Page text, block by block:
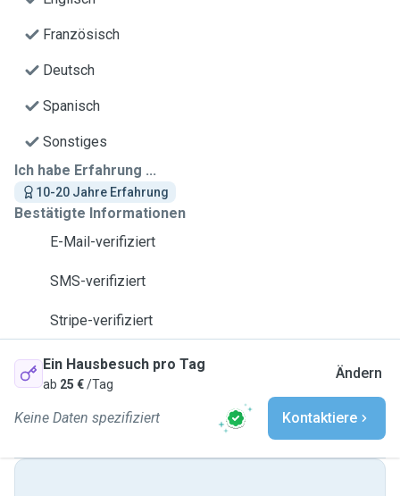
Französisch
Deutsch
Spanisch
Sonstiges
Ich habe Erfahrung ...
10-20 Jahre Erfahrung
Bestätigte Informationen
E-Mail-verifiziert
SMS-verifiziert
Stripe-verifiziert
Ein Hausbesuch pro Tag
ab 25 €/Tag
Ändern
Keine Daten spezifiziert Kontaktiere